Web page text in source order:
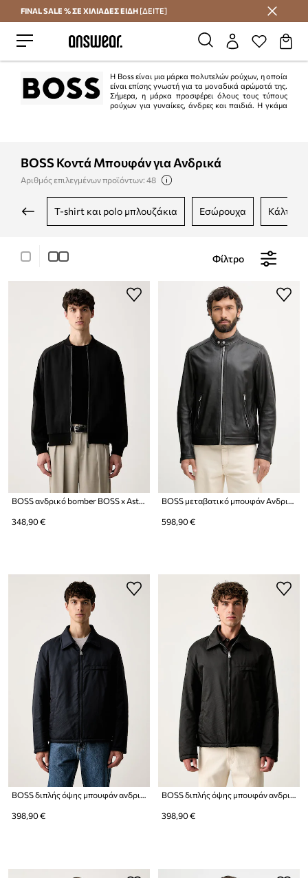
Εξοικονομήστε με το Answear Club
FINAL SALE % ΣΕ ΧΙΛΙΑΔΕΣ ΕΙΔΗ [ΔΕΙΤΕ]
Η Boss είναι μια μάρκα πολυτελών ρούχων, η οποία
είναι επίσης γνωστή για τα μοναδικά αρώματά της.
Σήμερα, η μάρκα προσφέρει όλους τους τύπους
ρούχων για γυναίκες, άνδρες και παιδιά. Η γκάμα
BOSS Κοντά Μπουφάν για Ανδρικά
Αριθμός επιλεγμένων προϊόντων: 48
t-shirt και polo μπλουζάκια εσώρουχα κάλτσες
Φίλτρο
BOSS ανδρικό bomber BOSS x Aston Martin
348,90 €
BOSS μεταβατικό μπουφάν Ανδρικό δερμάτινο H-Mansell5
598,90 €
BOSS διπλής όψης μπουφάν ανδρικό C-Covun
398,90 €
BOSS διπλής όψης μπουφάν ανδρικό C-Covun
398,90 €